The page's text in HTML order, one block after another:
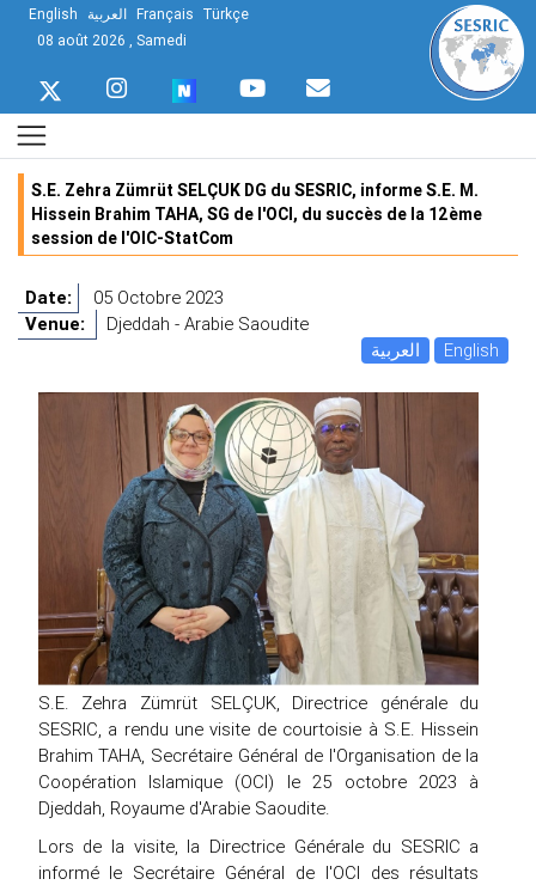
English العربية Français Türkçe
08 août 2026 , Samedi
S.E. Zehra Zümrüt SELÇUK DG du SESRIC, informe S.E. M.
Hissein Brahim TAHA, SG de l'OCI, du succès de la 12ème
session de l'OIC-StatCom
Date:
05 Octobre 2023
Venue:
Djeddah - Arabie Saoudite
العربية
English
S.E. Zehra Zümrüt SELÇUK, Directrice générale du
SESRIC, a rendu une visite de courtoisie à S.E. Hissein
Brahim TAHA, Secrétaire Général de l'Organisation de la
Coopération Islamique (OCI) le 25 octobre 2023 à
Djeddah, Royaume d'Arabie Saoudite.
Lors de la visite, la Directrice Générale du SESRIC a
informé le Secrétaire Général de l'OCI des résultats